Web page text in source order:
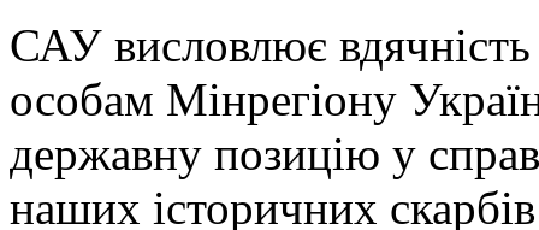
САУ висловлює вдячність
особам Мінрегіону
державну позицію у
наших історичних скарбів